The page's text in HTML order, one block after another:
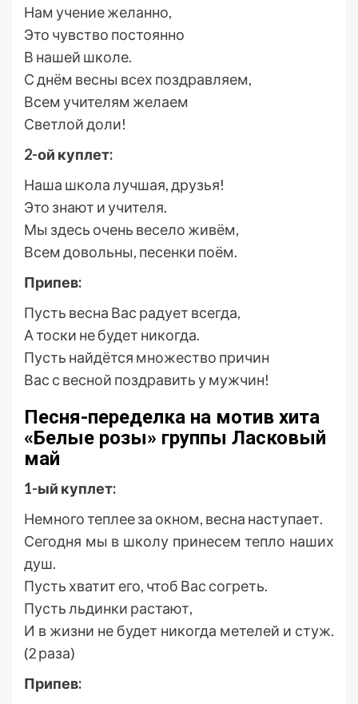
Нам учение желанно,
Это чувство постоянно
В нашей школе.
С днём весны всех поздравляем,
Всем учителям желаем
Светлой доли!
2-ой куплет:
Наша школа лучшая, друзья!
Это знают и учителя.
Мы здесь очень весело живём,
Всем довольны, песенки поём.
Припев:
Пусть весна Вас радует всегда,
А тоски не будет никогда.
Пусть найдётся множество причин
Вас с весной поздравить у мужчин!
Песня-переделка на мотив хита
«Белые розы» группы Ласковый
май
1-ый куплет:
Немного теплее за окном, весна наступает.
Сегодня мы в школу принесем тепло наших
душ.
Пусть хватит его, чтоб Вас согреть.
Пусть льдинки растают,
И в жизни не будет никогда метелей и стуж.
(2 раза)
Припев: